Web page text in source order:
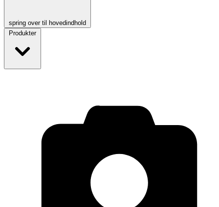
spring over til hovedindhold
Produkter